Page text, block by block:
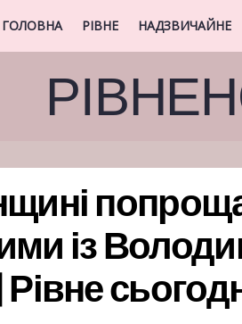
ГОЛОВНА РІВНЕ НАДЗВИЧАЙНЕ
із